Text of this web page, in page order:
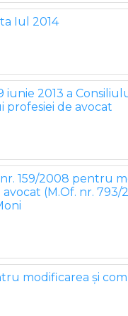
Iul 2014
iunie 2013 a
de avocat
nr. 159/2008 pentru
(M.Of. nr. 793/
modificarea şi